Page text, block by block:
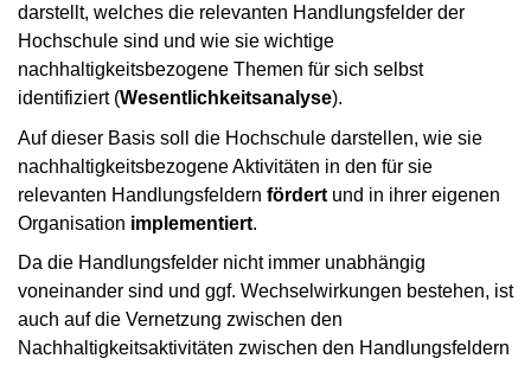
darstellt, welches die relevanten Handlungsfelder der
Hochschule sind und wie sie wichtige
nachhaltigkeitsbezogene Themen für sich selbst
identifiziert (Wesentlichkeitsanalyse).
Auf dieser Basis soll die Hochschule darstellen, wie sie
nachhaltigkeitsbezogene Aktivitäten in den für sie
relevanten Handlungsfeldern fördert und in ihrer eigenen
Organisation implementiert.
Da die Handlungsfelder nicht immer unabhängig
voneinander sind und ggf. Wechselwirkungen bestehen, ist
auch auf die Vernetzung zwischen den
Nachhaltigkeitsaktivitäten zwischen den Handlungsfeldern